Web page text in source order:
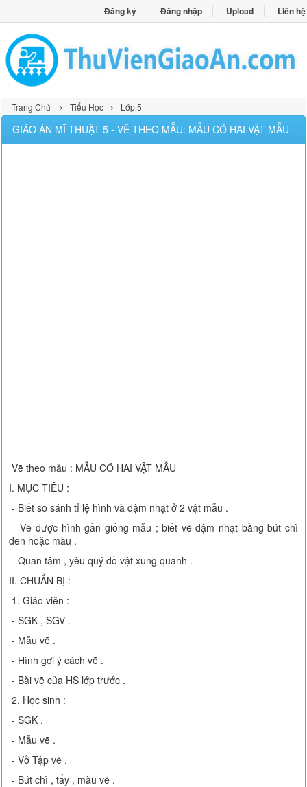
Đăng ký Đăng nhập Upload Liên hệ
Trang Chủ › Tiểu Học › Lớp 5
GIÁO ÁN MĨ THUẬT 5 - VẼ THEO MẪU: MẪU CÓ HAI VẬT MẪU
Vẽ theo mẫu : MẪU CÓ HAI VẬT MẪU
I. MỤC TIÊU :
- Biết so sánh tỉ lệ hình và đậm nhạt ở 2 vật mẫu .
- Vẽ được hình gần giống mẫu ; biết vẽ đậm nhạt bằng bút chì
đen hoặc màu .
- Quan tâm , yêu quý đồ vật xung quanh .
II. CHUẨN BỊ :
1. Giáo viên :
- SGK , SGV .
- Mẫu vẽ .
- Hình gợi ý cách vẽ .
- Bài vẽ của HS lớp trước .
2. Học sinh :
- SGK .
- Mẫu vẽ .
- Vở Tập vẽ .
- Bút chì , tẩy , màu vẽ .